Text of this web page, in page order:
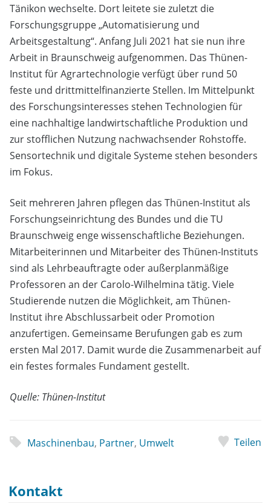
Tänikon wechselte. Dort leitete sie zuletzt die
Forschungsgruppe „Automatisierung und
Arbeitsgestaltung“. Anfang Juli 2021 hat sie nun ihre
Arbeit in Braunschweig aufgenommen. Das Thünen-
Institut für Agrartechnologie verfügt über rund 50
feste und drittmittelfinanzierte Stellen. Im Mittelpunkt
des Forschungsinteresses stehen Technologien für
eine nachhaltige landwirtschaftliche Produktion und
zur stofflichen Nutzung nachwachsender Rohstoffe.
Sensortechnik und digitale Systeme stehen besonders
im Fokus.
Seit mehreren Jahren pflegen das Thünen-Institut als
Forschungseinrichtung des Bundes und die TU
Braunschweig enge wissenschaftliche Beziehungen.
Mitarbeiterinnen und Mitarbeiter des Thünen-Instituts
sind als Lehrbeauftragte oder außerplanmäßige
Professoren an der Carolo-Wilhelmina tätig. Viele
Studierende nutzen die Möglichkeit, am Thünen-
Institut ihre Abschlussarbeit oder Promotion
anzufertigen. Gemeinsame Berufungen gab es zum
ersten Mal 2017. Damit wurde die Zusammenarbeit auf
ein festes formales Fundament gestellt.
Quelle: Thünen-Institut
Maschinenbau, Partner, Umwelt Teilen
Kontakt